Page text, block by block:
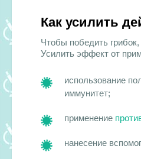
Как усилить
Чтобы победить
Усилить эффект от
использование
иммунитет;
применение
нанесение